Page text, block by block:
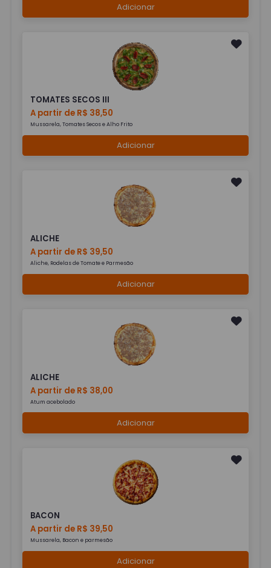
Adicionar
TOMATES SECOS III
A partir de R$ 38,50
Mussarela, Tomates Secos e Alho Frito
Adicionar
ALICHE
A partir de R$ 39,50
Aliche, Rodelas de Tomate e Parmesão
Adicionar
ALICHE
A partir de R$ 38,00
Atum acebolado
Adicionar
BACON
A partir de R$ 39,50
Mussarela, Bacon e parmesão
Adicionar